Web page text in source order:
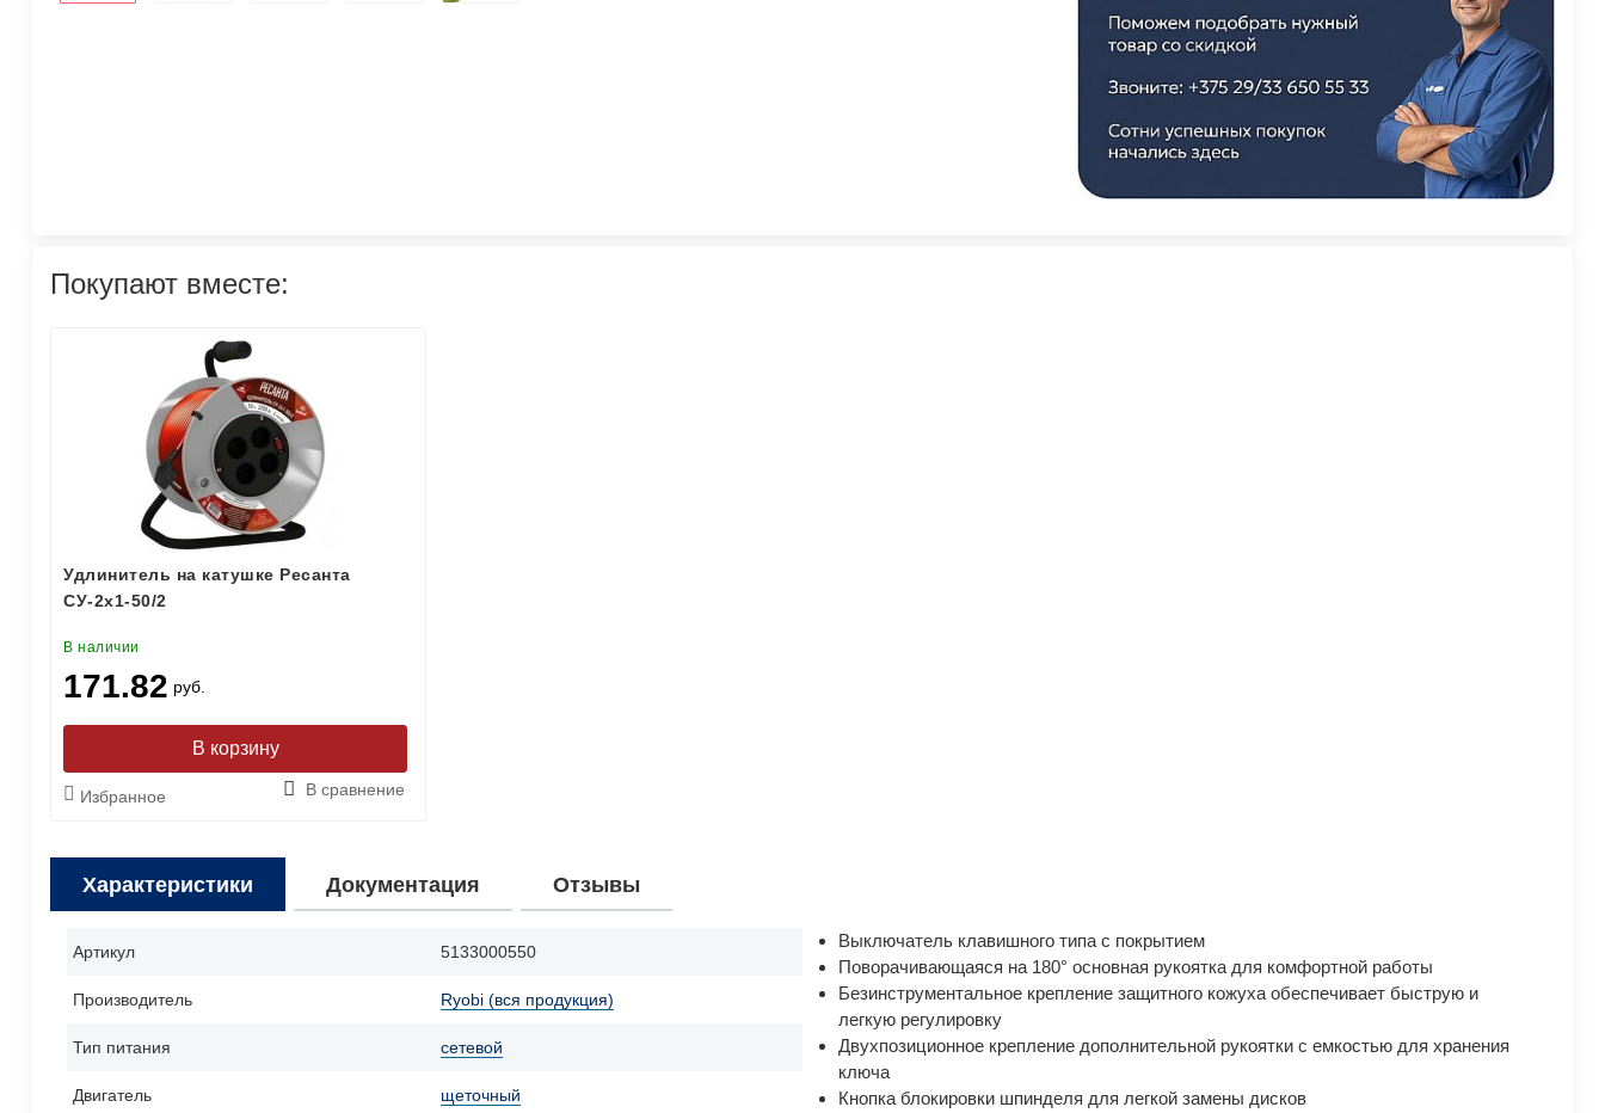
Покупают вместе:
Удлинитель на катушке Ресанта
СУ-2х1-50/2
В наличии
171.82 руб.
Избранное В сравнение
Характеристики Документация Отзывы
Артикул 5133000550
Производитель Ryobi (вся продукция)
Тип питания сетевой
Двигатель щеточный
Выключатель клавишного типа с покрытием
Поворачивающаяся на 180° основная рукоятка для комфортной работы
Безинструментальное крепление защитного кожуха обеспечивает быструю и
легкую регулировку
Двухпозиционное крепление дополнительной рукоятки с емкостью для хранения
ключа
Кнопка блокировки шпинделя для легкой замены дисков